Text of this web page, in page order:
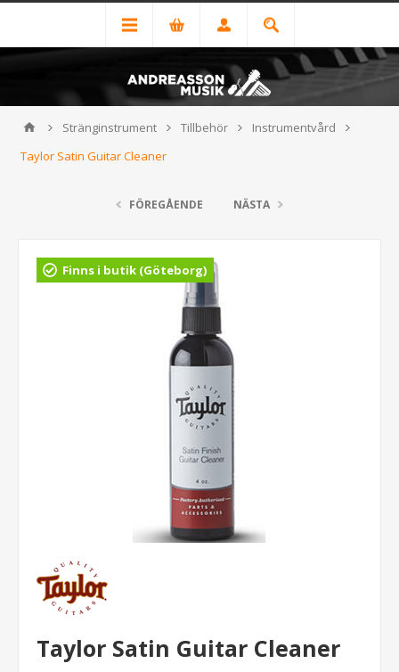
Stränginstrument Tillbehör
Instrumentvård
Taylor Satin Guitar Cleaner
FÖREGÅENDE NÄSTA
Finns i butik (Göteborg)
Taylor Satin Guitar Cleaner